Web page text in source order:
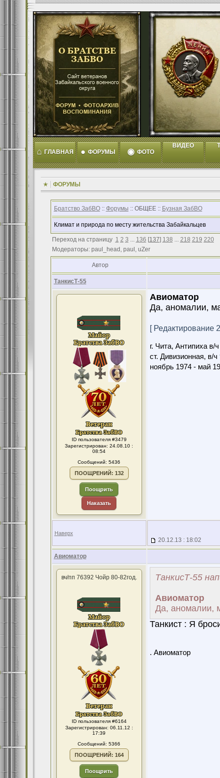
⌂ ГЛАВНАЯ ● ФОРУМЫ ◉ ФОТО
ВИДЕО
ФОРУМЫ
Братство ЗабВО:: Форумы :: ОБЩЕЕ :: Бузная ЗабВО
Климат и природа по месту жительства Забайкальцев
Переход на страницу 1 2 3 ... 136 [137] 138 ... 218 219 220
Модераторы: paul_head, paul, uZer
Автор
ТанкисТ-55
ID пользователя #3479
Зарегистрирован: 24.08.10 :
08:54
Сообщений: 5436
ПООЩРЕНИЙ: 132
Поощрить
Наказать
Авиоматор
Да, аномалии,
[ Редактирование
г. Чита, Антипиха в/
ст. Дивизионная, в/ч
ноябрь 1974 - май
Наверх
20.12.13 : 18:02
Авиоматор
вч/пп 76392 Чойр 80-82год.
ID пользователя #6164
Зарегистрирован: 06.11.12 :
17:39
Сообщений: 5366
ПООЩРЕНИЙ: 164
Поощрить
ТанкисТ-55
Авиоматор
Да, аномалии,
Танкист : Я
. Авиоматор